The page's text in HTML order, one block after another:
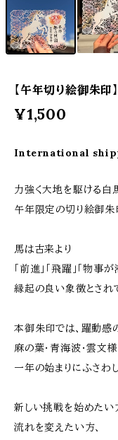
【午年切り絵御朱印
¥1,500
International
力強く大地を駆ける白
午年限定の切り絵御朱
馬は古来より
「前進」「飛躍」「物事
縁起の良い象徴とされ
本御朱印では、躍動感
麻の葉・青海波・雲文
一年の始まりにふさわ
新しい挑戦を始めたい
流れを変えたい方、